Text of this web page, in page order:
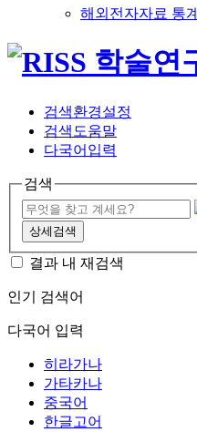
해외전자자료 통계
검색환경설정
검색도움말
다국어입력
검색
상세검색
결과 내 재검색
인기 검색어
다국어 입력
히라가나
가타카나
중국어
한글고어